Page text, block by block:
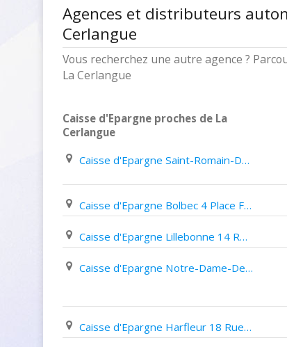
Agences et distributeurs
Cerlangue
Vous recherchez une autre agence ?
La Cerlangue
Caisse d'Epargne proches de La
Cerlangue
Caisse d'Epargne Saint-Romain-De-Colbosc 24 Rue de La République
Caisse d'Epargne Bolbec 4 Place Félix Faure
Caisse d'Epargne Lillebonne 14 Rue Thiers
Caisse d'Epargne Notre-Dame-De-Gravenchon Centre Commercial de La Hêtraie
Caisse d'Epargne Harfleur 18 Rue Jehan de Grouchy